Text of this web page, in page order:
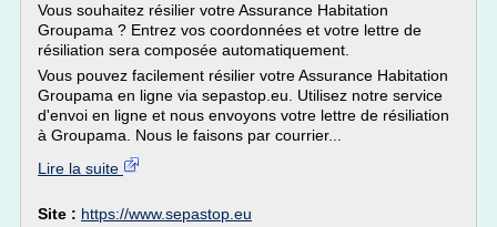
Vous souhaitez résilier votre Assurance Habitation
Groupama ? Entrez vos coordonnées et votre lettre de
résiliation sera composée automatiquement.
Vous pouvez facilement résilier votre Assurance Habitation
Groupama en ligne via sepastop.eu. Utilisez notre service
d'envoi en ligne et nous envoyons votre lettre de résiliation
à Groupama. Nous le faisons par courrier...
Lire la suite
Site : https://www.sepastop.eu